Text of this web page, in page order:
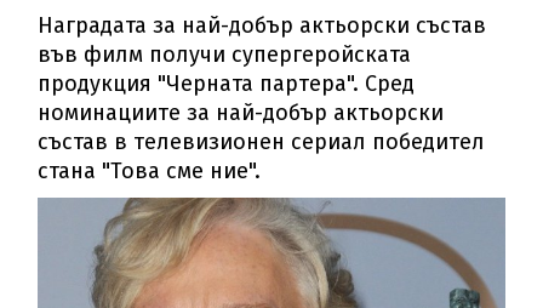
Наградата за най-добър актьорски състав
във филм получи супергеройската
продукция "Черната партера". Сред
номинациите за най-добър актьорски
състав в телевизионен сериал победител
стана "Това сме ние".